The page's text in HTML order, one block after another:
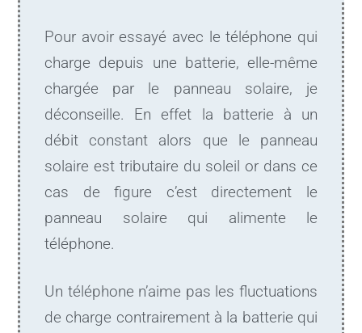
Pour avoir essayé avec le téléphone qui
charge depuis une batterie, elle-même
chargée par le panneau solaire, je
déconseille. En effet la batterie à un
débit constant alors que le panneau
solaire est tributaire du soleil or dans ce
cas de figure c’est directement le
panneau solaire qui alimente le
téléphone.
Un téléphone n’aime pas les fluctuations
de charge contrairement à la batterie qui